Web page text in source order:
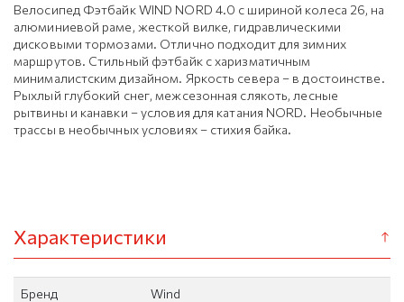
Велосипед Фэтбайк WIND NORD 4.0 с шириной колеса 26, на
алюминиевой раме, жесткой вилке, гидравлическими
дисковыми тормозами. Отлично подходит для зимних
маршрутов. Стильный фэтбайк с харизматичным
минималистским дизайном. Яркость севера – в достоинстве.
Рыхлый глубокий снег, межсезонная слякоть, лесные
рытвины и канавки – условия для катания NORD. Необычные
трассы в необычных условиях – стихия байка.
Характеристики
Бренд Wind